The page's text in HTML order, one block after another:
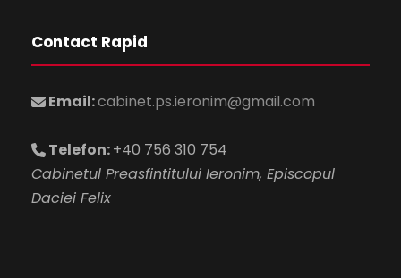
Contact Rapid
Email:cabinet.ps.ieronim@gmail.com
Telefon:+40 756 310 754
Cabinetul Preasfintitului Ieronim, Episcopul
Daciei Felix